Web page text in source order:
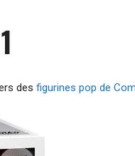
des figurines pop de